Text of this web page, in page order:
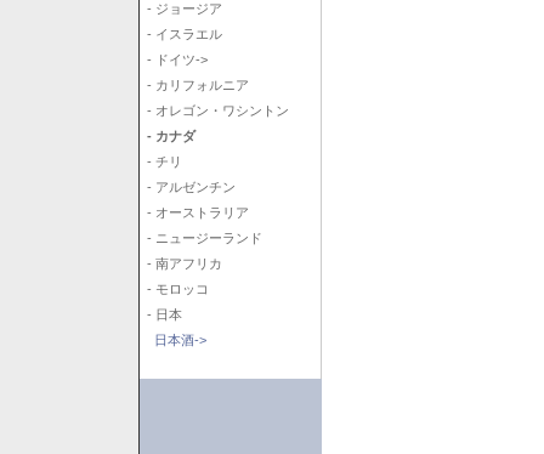
- ジョージア
- イスラエル
- ドイツ->
- カリフォルニア
- オレゴン・ワシントン
- カナダ
- チリ
- アルゼンチン
- オーストラリア
- ニュージーランド
- 南アフリカ
- モロッコ
- 日本
日本酒->